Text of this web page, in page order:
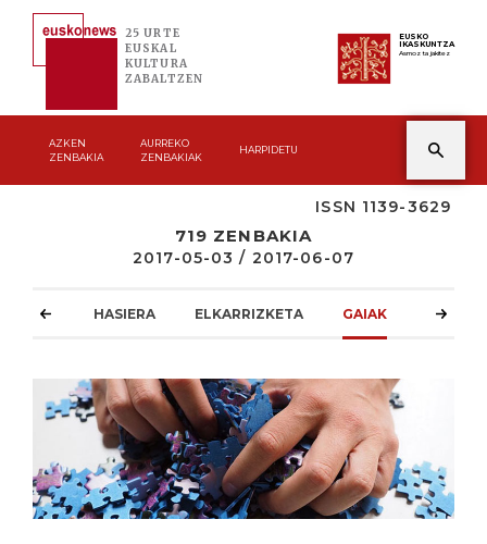
25 URTE
EUSKAL
KULTURA
ZABALTZEN
EUSKO
IKASKUNTZA
Asmoz ta jakitez
AZKEN
ZENBAKIA
AURREKO
ZENBAKIAK
HARPIDETU
ISSN 1139-3629
719 ZENBAKIA
2017-05-03 / 2017-06-07
HASIERA ELKARRIZKETA GAIAK